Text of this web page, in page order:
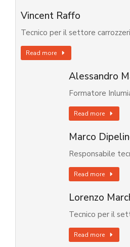
Vincent Raffo
Tecnico per il settore
Read more
Alessandro
Formatore
Read more
Marco
Responsabile
Read more
Lorenzo
Tecnico per il
Read more